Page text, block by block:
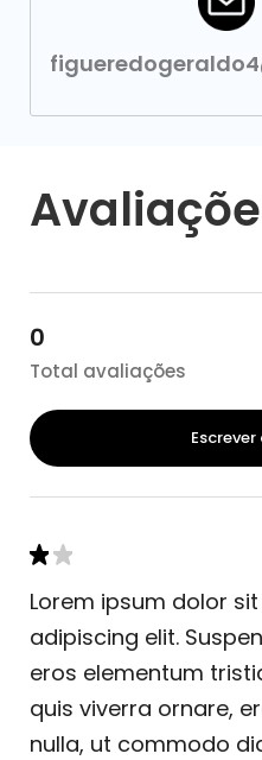
0
Total avaliações
Lorem ipsum dolor
adipiscing elit.
eros elementum
quis viverra ornare,
nulla, ut commodo